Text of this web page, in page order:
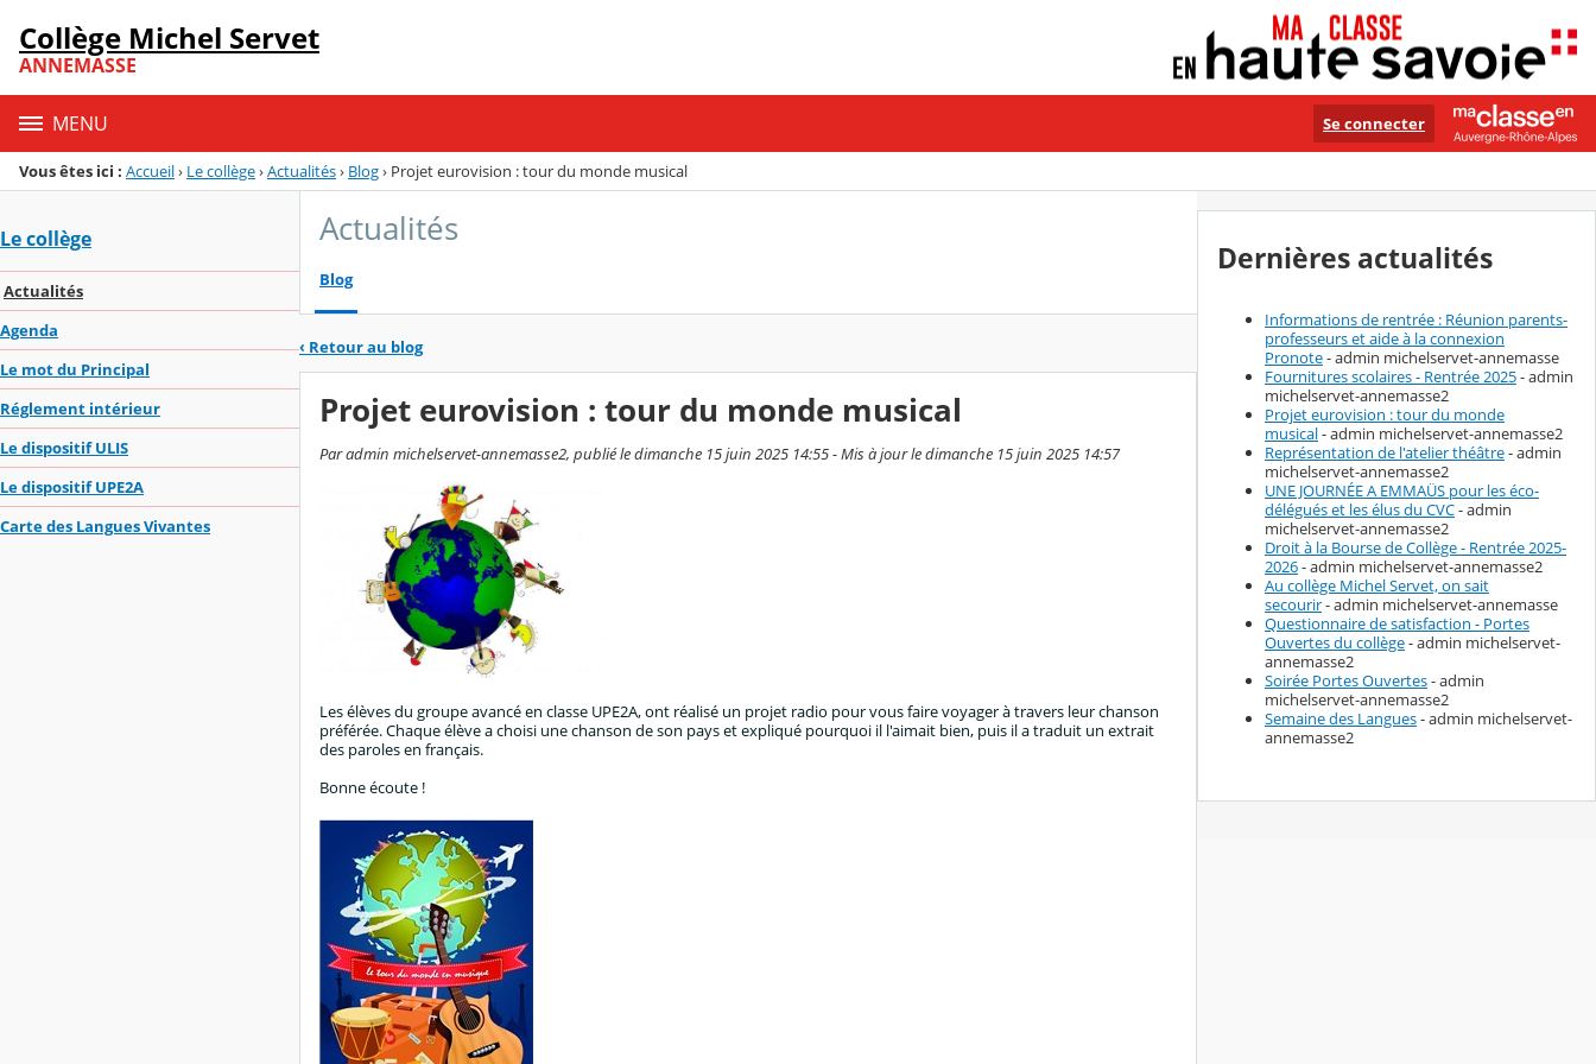
Menu de la rubrique
Contenu
Collège Michel Servet
ANNEMASSE
MENU Se connecter
Vous êtes ici : Accueil› Le collège›Actualités› Blog› Projet eurovision : tour du monde musical
Le collège
Actualités
Agenda
Le mot du Principal
Réglement intérieur
Le dispositif ULIS
Le dispositif UPE2A
Carte des Langues Vivantes
Actualités
Blog
‹ Retour au blog
Projet eurovision : tour du monde musical
Par admin michelservet-annemasse2, publié le dimanche 15 juin 2025 14:55 - Mis à jour le dimanche 15 juin 2025 14:57
Les élèves du groupe avancé en classe UPE2A, ont réalisé un projet radio pour vous faire voyager à travers leur chanson
préférée. Chaque élève a choisi une chanson de son pays et expliqué pourquoi il l'aimait bien, puis il a traduit un extrait
des paroles en français.
Bonne écoute !
Dernières actualités
Informations de rentrée : Réunion parents-
professeurs et aide à la connexion
Pronote- admin michelservet-annemasse
Fournitures scolaires - Rentrée 2025- admin
michelservet-annemasse2
Projet eurovision : tour du monde
musical- admin michelservet-annemasse2
Représentation de l'atelier théâtre- admin
michelservet-annemasse2
UNE JOURNÉE A EMMAÜS pour les éco-
délégués et les élus du CVC- admin
michelservet-annemasse2
Droit à la Bourse de Collège - Rentrée 2025-
2026- admin michelservet-annemasse2
Au collège Michel Servet, on sait
secourir- admin michelservet-annemasse
Questionnaire de satisfaction - Portes
Ouvertes du collège- admin michelservet-
annemasse2
Soirée Portes Ouvertes- admin
michelservet-annemasse2
Semaine des Langues- admin michelservet-
annemasse2